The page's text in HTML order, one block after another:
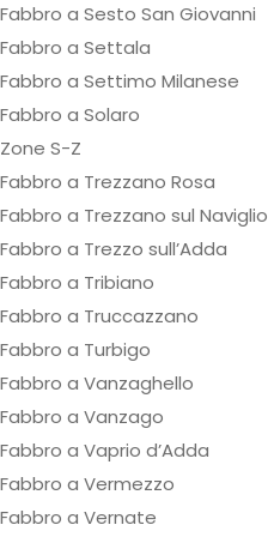
Fabbro a Sesto San Giovanni
Fabbro a Settala
Fabbro a Settimo Milanese
Fabbro a Solaro
Zone S-Z
Fabbro a Trezzano Rosa
Fabbro a Trezzano sul Naviglio
Fabbro a Trezzo sull’Adda
Fabbro a Tribiano
Fabbro a Truccazzano
Fabbro a Turbigo
Fabbro a Vanzaghello
Fabbro a Vanzago
Fabbro a Vaprio d’Adda
Fabbro a Vermezzo
Fabbro a Vernate